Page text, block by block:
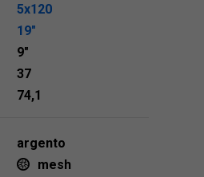
5x120
19″
9″
37
74,1
argento
mesh